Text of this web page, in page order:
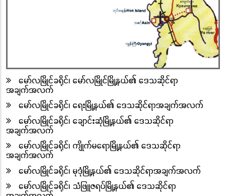
မော်လမြိုင်ခရိုင်၊ မော်လမြိုင်မြို့နယ်၏ ဒေသဆိုင်ရာ
အချက်အလက်
မော်လမြိုင်ခရိုင်၊ ရေးမြို့နယ်၏ ဒေသဆိုင်ရာအချက်အလက်
မော်လမြိုင်ခရိုင်၊ ချောင်းဆုံမြို့နယ်၏ ဒေသဆိုင်ရာ
အချက်အလက်
မော်လမြိုင်ခရိုင်၊ ကျိုက်မရောမြို့နယ်၏ ဒေသဆိုင်ရာ
အချက်အလက်
မော်လမြိုင်ခရိုင်၊ မုဒုံမြို့နယ်၏ ဒေသဆိုင်ရာအချက်အလက်
မော်လမြိုင်ခရိုင်၊ သံဖြူဇရပ်မြို့နယ်၏ ဒေသဆိုင်ရာ